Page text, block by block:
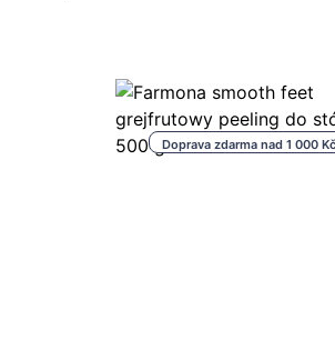
Doprava zdarma nad 1 000 Kč